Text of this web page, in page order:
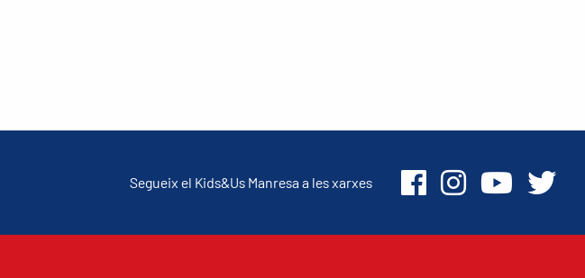
Segueix el Kids&Us Manresa a les xarxes